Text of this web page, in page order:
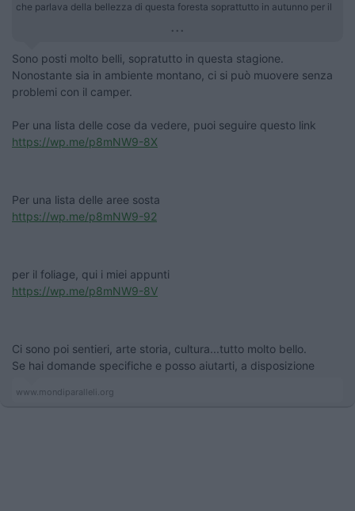
che parlava della bellezza di questa foresta soprattutto in autunno per il
...
Sono posti molto belli, sopratutto in questa stagione.
Nonostante sia in ambiente montano, ci si può muovere senza
problemi con il camper.
Per una lista delle cose da vedere, puoi seguire questo link
https://wp.me/p8mNW9-8X
Per una lista delle aree sosta
https://wp.me/p8mNW9-92
per il foliage, qui i miei appunti
https://wp.me/p8mNW9-8V
Ci sono poi sentieri, arte storia, cultura...tutto molto bello.
Se hai domande specifiche e posso aiutarti, a disposizione
www.mondiparalleli.org